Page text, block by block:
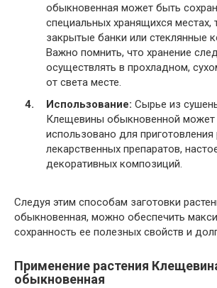
обыкновенная может быть
специальных хранящихся местах,
закрытые банки или стеклянные
Важно помнить, что хранение
осуществлять в прохладном,
от света месте.
Использование: Сырье из
Клещевины обыкновенной может
использовано для
лекарственных препаратов,
декоративных композиций.
Следуя этим способам заготовки
обыкновенная, можно обеспечить
сохранность ее полезных свойств и
Применение растения
обыкновенная